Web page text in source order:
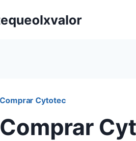
Comprar Cytotec
Comprar